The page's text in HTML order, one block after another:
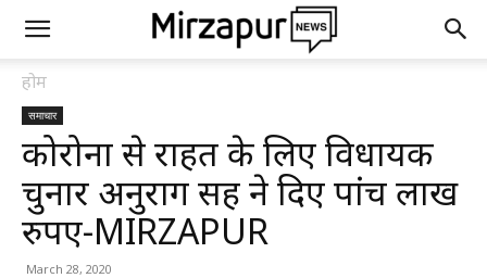
होम
समाचार
कोरोना से राहत के लिए विधायक
चुनार अनुराग सिंह ने दिए पांच लाख
रुपए-MIRZAPUR
March 28, 2020